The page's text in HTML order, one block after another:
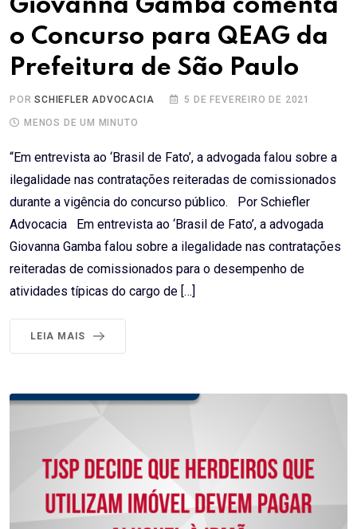
Giovanna Gamba comenta
o Concurso para QEAG da
Prefeitura de São Paulo
PORSCHIEFLER ADVOCACIA 5 DE FEVEREIRO DE 2021
MENOS DE UM MINUTO
“Em entrevista ao ‘Brasil de Fato’, a advogada falou sobre a
ilegalidade nas contratações reiteradas de comissionados
durante a vigência do concurso público. Por Schiefler
Advocacia Em entrevista ao ‘Brasil de Fato’, a advogada
Giovanna Gamba falou sobre a ilegalidade nas contratações
reiteradas de comissionados para o desempenho de
atividades típicas do cargo de […]
LEIA MAIS